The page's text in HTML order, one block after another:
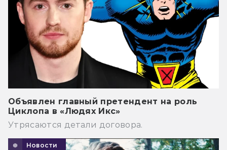
Объявлен главный претендент на роль
Циклопа в «Людях Икс»
Утрясаются детали договора.
Новости